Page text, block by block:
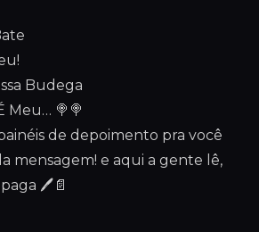
Budega
Meu… 🍭🍭
de depoimento pra você
mensagem! e aqui a gente lê,
🖊️📄